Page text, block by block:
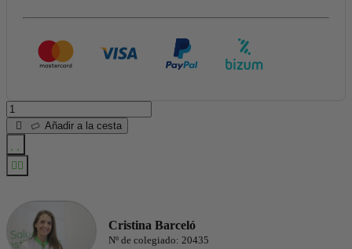
Añadir a la cesta
Cristina Barceló
Nº de colegiado: 20435